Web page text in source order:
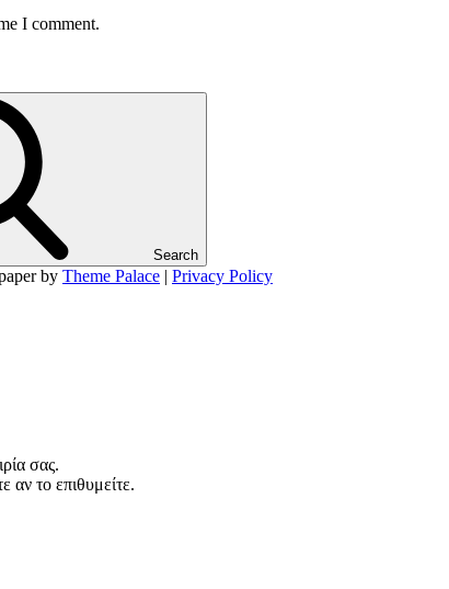
I comment.
Search
by Theme Palace | Privacy Policy
σας.
αν το επιθυμείτε.